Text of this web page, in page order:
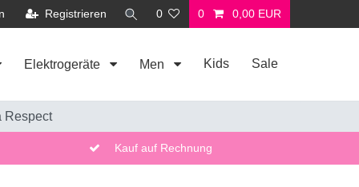
Registrieren 0 0 0,00 EUR
Elektrogeräte Men Kids Sale
Respect
Kauf auf Rechnung